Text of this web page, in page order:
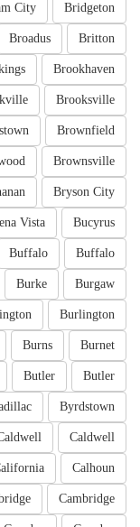
Bridgeton
City
Britton
Broadus
Brookhaven
Brooksville
Brownfield
Brownsville
Bryson City
Bucyrus
Vista
Buffalo
Buffalo
Burgaw
Burke
Burlington
Burnet
Burns
Butler
Butler
Byrdstown
Caldwell
Calhoun
Cambridge